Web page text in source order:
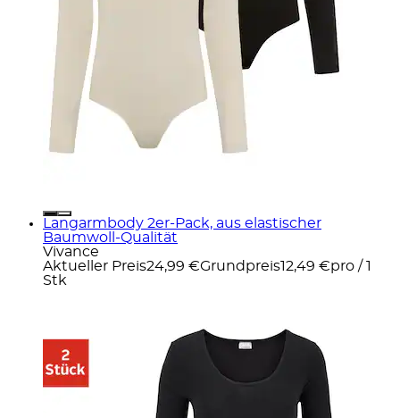
Langarmbody 2er-Pack, aus elastischer
Baumwoll-Qualität
Vivance
Aktueller Preis24,99 €Grundpreis12,49 €pro / 1
Stk